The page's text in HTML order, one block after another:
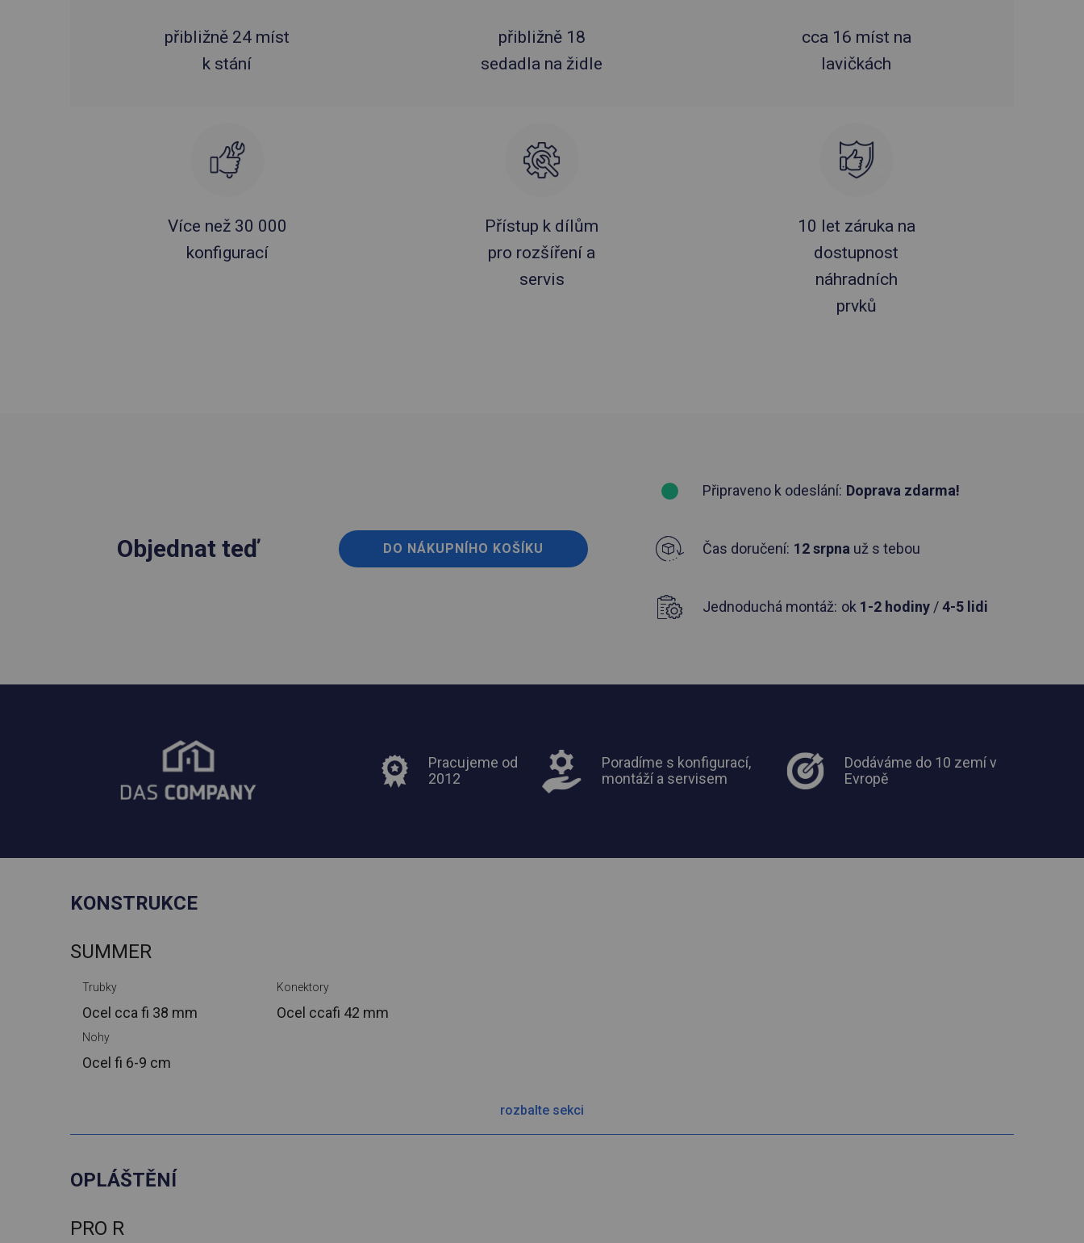
přibližně 24 míst
k stání
přibližně 18
sedadla na židle
cca 16 míst na
lavičkách
Více než 30 000
konfigurací
Přístup k dílům
pro rozšíření a
servis
10 let záruka na
dostupnost
náhradních
prvků
Objednat teď DO NÁKUPNÍHO KOŠÍKU
Připraveno k odeslání: Doprava zdarma!
Čas doručení: 12 srpna už s tebou
Jednoduchá montáž: ok 1-2 hodiny/4-5 lidi
Pracujeme od
2012
Poradíme s konfigurací,
montáží a servisem
Dodáváme do 10 zemí v
Evropě
KONSTRUKCE
SUMMER
Trubky
Ocel cca fi 38 mm
Konektory
Ocel ccafi 42 mm
Nohy
Ocel fi 6-9 cm
rozbalte sekci
OPLÁŠTĚNÍ
PRO R